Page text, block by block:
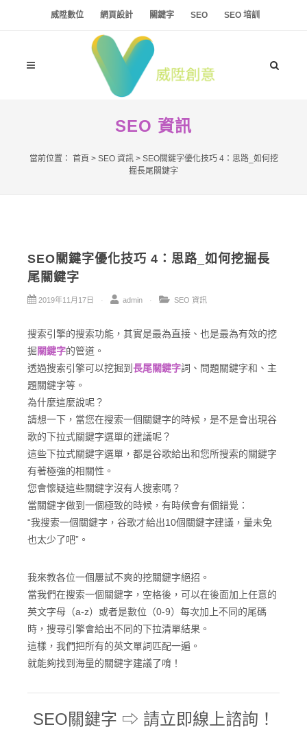
威陞數位 網頁設計 關鍵字 SEO SEO 培訓
SEO 資訊
當前位置： 首頁 > SEO 資訊> SEO關鍵字優化技巧 4：思路_如何挖
掘長尾關鍵字
SEO關鍵字優化技巧 4：思路_如何挖掘長
尾關鍵字
2019年11月17日 admin SEO 資訊
搜索引擎的搜索功能，其實是最為直接、也是最為有效的挖
掘關鍵字的管道。
透過搜索引擎可以挖掘到 長尾關鍵字詞、問題關鍵字和、主
題關鍵字等。
為什麼這麼說呢？
請想一下，當您在搜索一個關鍵字的時候，是不是會出現谷
歌的下拉式關鍵字選單的建議呢？
這些下拉式關鍵字選單，都是谷歌給出和您所搜索的關鍵字
有著極強的相關性。
您會懷疑這些關鍵字沒有人搜索嗎？
當關鍵字做到一個極致的時候，有時候會有個錯覺：
“我搜索一個關鍵字，谷歌才給出10個關鍵字建議，量未免
也太少了吧”。
我來教各位一個屢試不爽的挖關鍵字絕招。
當我們在搜索一個關鍵字，空格後，可以在後面加上任意的
英文字母（a-z）或者是數位（0-9）每次加上不同的尾碼
時，搜尋引擎會給出不同的下拉清單結果。
這樣，我們把所有的英文單詞匹配一遍。
就能夠找到海量的關鍵字建議了唷！
SEO關鍵字 ⇨ 請立即線上諮詢！